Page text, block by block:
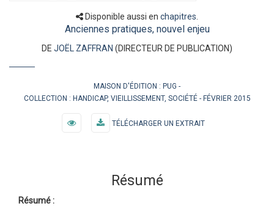
Disponible aussi en chapitres
Anciennes pratiques, nouvel enjeu
DE JOËL ZAFFRAN (DIRECTEUR DE PUBLICATION)
MAISON D'ÉDITION : PUG
COLLECTION : HANDICAP, VIEILLISSEMENT, SOCIÉTÉ FÉVRIER 2015
TÉLÉCHARGER UN EXTRAIT
Résumé
Résumé :